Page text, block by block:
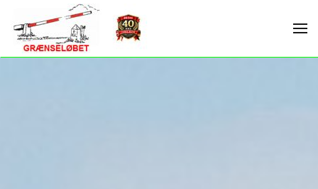
Skip to main content